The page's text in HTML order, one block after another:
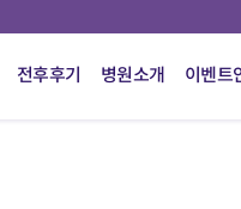
전후후기 병원소개 이벤트